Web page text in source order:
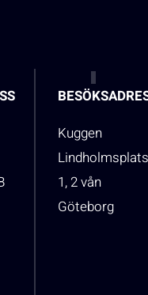
Kuggen
1, 2 vån
Göteborg